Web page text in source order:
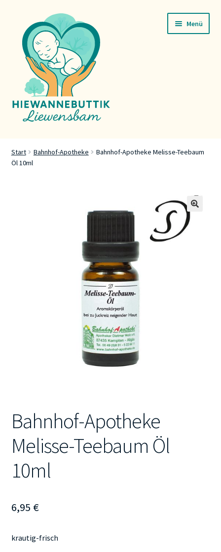
Navigation
springen
Inhalt
springen
Menü
Servicer
Start Bahnhof-Apotheke
Bahnhof-Apotheke Melisse-Teebaum
Öl 10ml
Bahnhof-Apotheke
Melisse-Teebaum Öl
10ml
6,95 €
krautig-frisch